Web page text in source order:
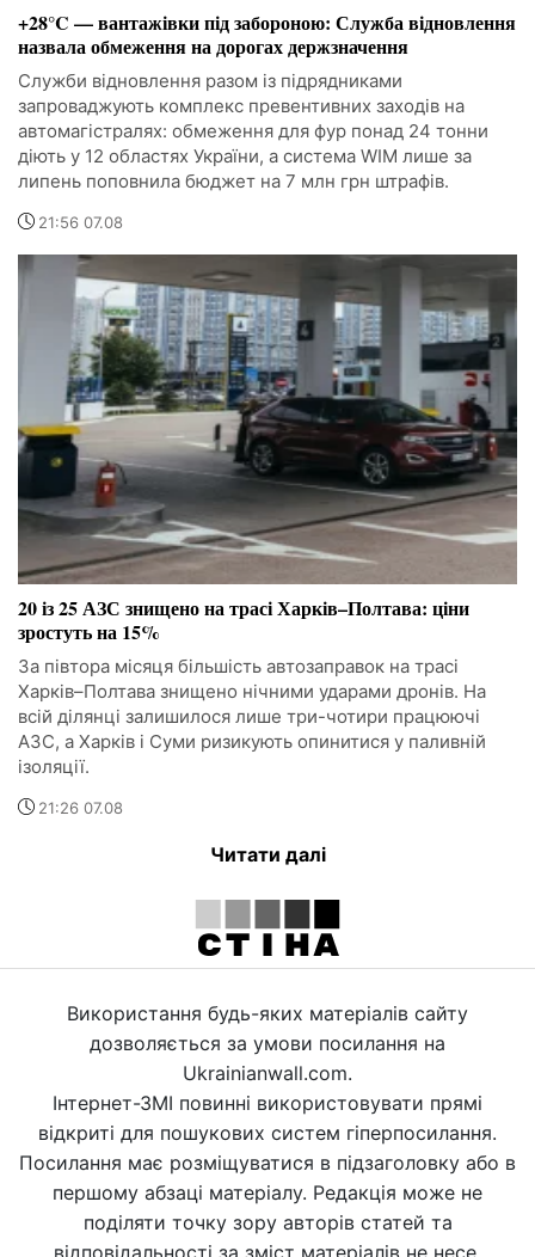
+28°C — вантажівки під забороною: Служба відновлення
назвала обмеження на дорогах держзначення
Служби відновлення разом із підрядниками
запроваджують комплекс превентивних заходів на
автомагістралях: обмеження для фур понад 24 тонни
діють у 12 областях України, а система WIM лише за
липень поповнила бюджет на 7 млн грн штрафів.
21:56 07.08
20 із 25 АЗС знищено на трасі Харків–Полтава: ціни
зростуть на 15%
За півтора місяця більшість автозаправок на трасі
Харків–Полтава знищено нічними ударами дронів. На
всій ділянці залишилося лише три-чотири працюючі
АЗС, а Харків і Суми ризикують опинитися у паливній
ізоляції.
21:26 07.08
Читати далі
Використання будь-яких матеріалів сайту
дозволяється за умови посилання на
Ukrainianwall.com.
Інтернет-ЗМІ повинні використовувати прямі
відкриті для пошукових систем гіперпосилання.
Посилання має розміщуватися в підзаголовку або в
першому абзаці матеріалу. Редакція може не
поділяти точку зору авторів статей та
відповідальності за зміст матеріалів не несе.